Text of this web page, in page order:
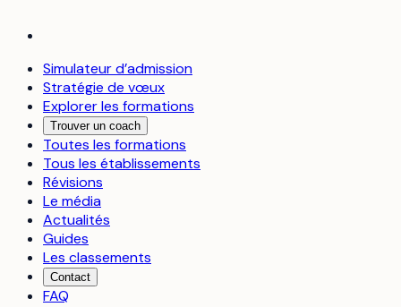
Simulateur d’admission
Stratégie de vœux
Explorer les formations
Trouver un coach
Toutes les formations
Tous les établissements
Révisions
Le média
Actualités
Guides
Les classements
Contact
FAQ